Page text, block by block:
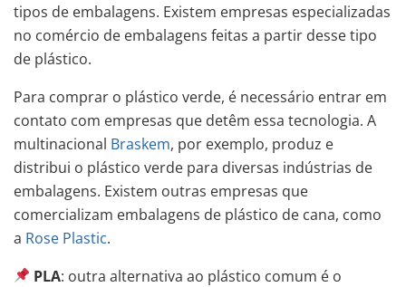
tipos de embalagens. Existem empresas especializadas
no comércio de embalagens feitas a partir desse tipo
de plástico.
Para comprar o plástico verde, é necessário entrar em
contato com empresas que detêm essa tecnologia. A
multinacional Braskem, por exemplo, produz e
distribui o plástico verde para diversas indústrias de
embalagens. Existem outras empresas que
comercializam embalagens de plástico de cana, como
a Rose Plastic.
PLA: outra alternativa ao plástico comum é o